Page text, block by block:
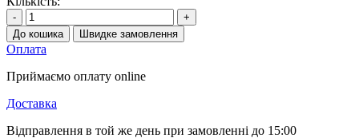
-
+
До кошика
Швидке замовлення
Оплата
Приймаємо оплату online
Доставка
Відправлення в той же день при замовленні до 15:00